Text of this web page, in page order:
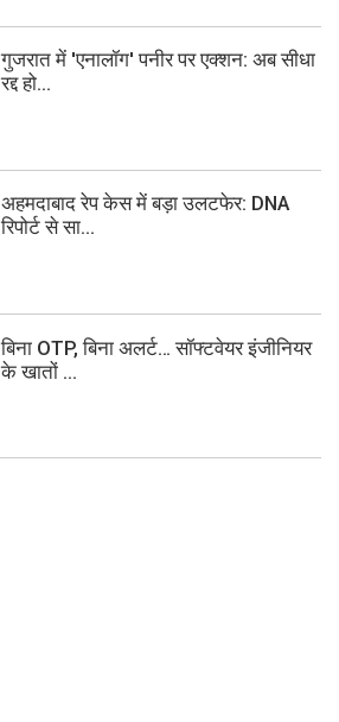
गुजरात में 'एनालॉग' पनीर पर एक्शन: अब सीधा
रद्द हो...
अहमदाबाद रेप केस में बड़ा उलटफेर: DNA
रिपोर्ट से सा...
बिना OTP, बिना अलर्ट… सॉफ्टवेयर इंजीनियर
के खातों ...